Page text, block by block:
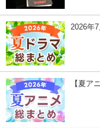
2026年
【夏ア